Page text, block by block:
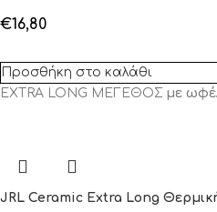
€16,80
Προσθήκη στο καλάθι
EXTRA LONG ΜΕΓΕΘΟΣ με
JRL Ceramic Extra Long